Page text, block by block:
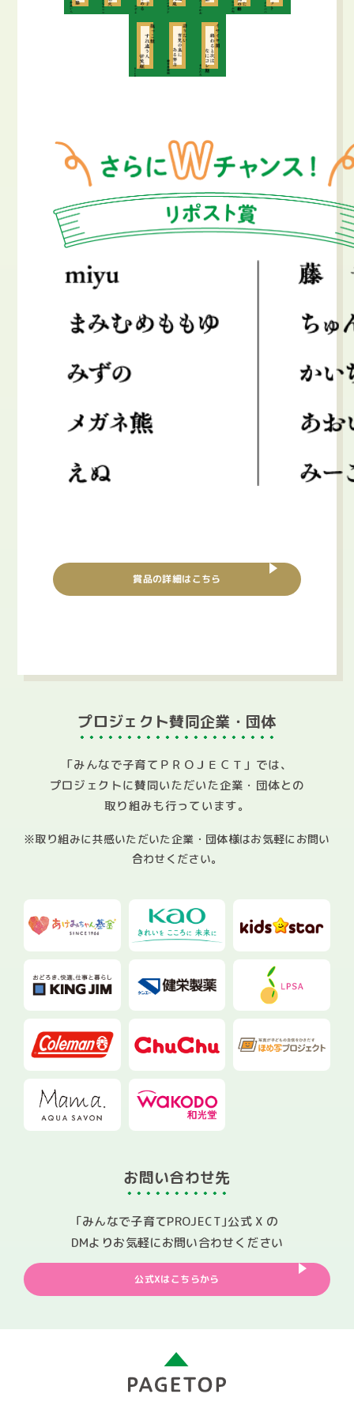
賞品の詳細はこちら
プロジェクト賛同企業・団体
「みんなで子育てＰＲＯＪＥＣＴ」では、
プロジェクトに賛同いただいた企業・団体との
取り組みも行っています。
※取り組みに共感いただいた企業・団体様はお気軽にお問い
合わせください。
お問い合わせ先
｢みんなで子育てPROJECT｣公式 X の
DMよりお気軽にお問い合わせください
公式Xはこちらから